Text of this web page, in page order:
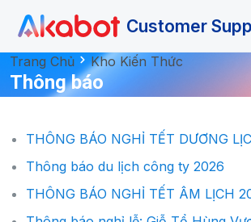
Trang Chủ Kho Kiến Thức
Thông báo
THÔNG BÁO NGHỈ TẾT DƯƠNG
Thông báo du lịch công ty 2026
THÔNG BÁO NGHỈ TẾT ÂM LỊCH